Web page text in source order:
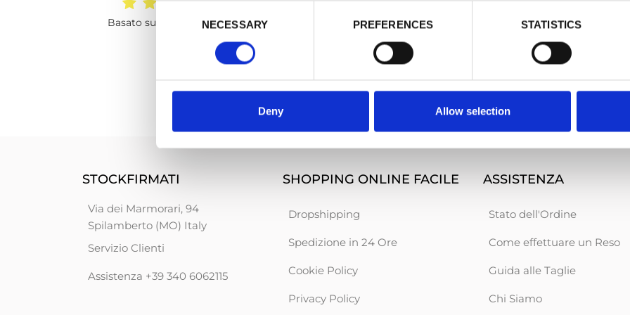
NECESSARY PREFERENCES STATISTICS
Deny Allow selection
Basato su 9847 recensioni
all
STOCKFIRMATI
Via dei Marmorari, 94
Spilamberto (MO) Italy
Servizio Clienti
Assistenza +39 340 6062115
SHOPPING ONLINE FACILE
Dropshipping
Spedizione in 24 Ore
Cookie Policy
Privacy Policy
ASSISTENZA
Stato dell'Ordine
Come effettuare un Reso
Guida alle Taglie
Chi Siamo